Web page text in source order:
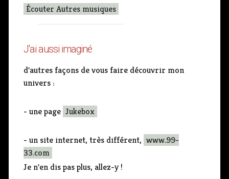
Écouter Autres musiques
J'ai aussi imaginé
d'autres façons de vous faire découvrir mon
univers :
- une page Jukebox
- un site internet, très différent, www.99-
33.com
Je n'en dis pas plus, allez-y !